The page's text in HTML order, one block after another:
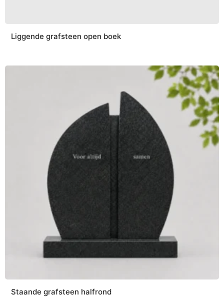
Liggende grafsteen open boek
Staande grafsteen halfrond